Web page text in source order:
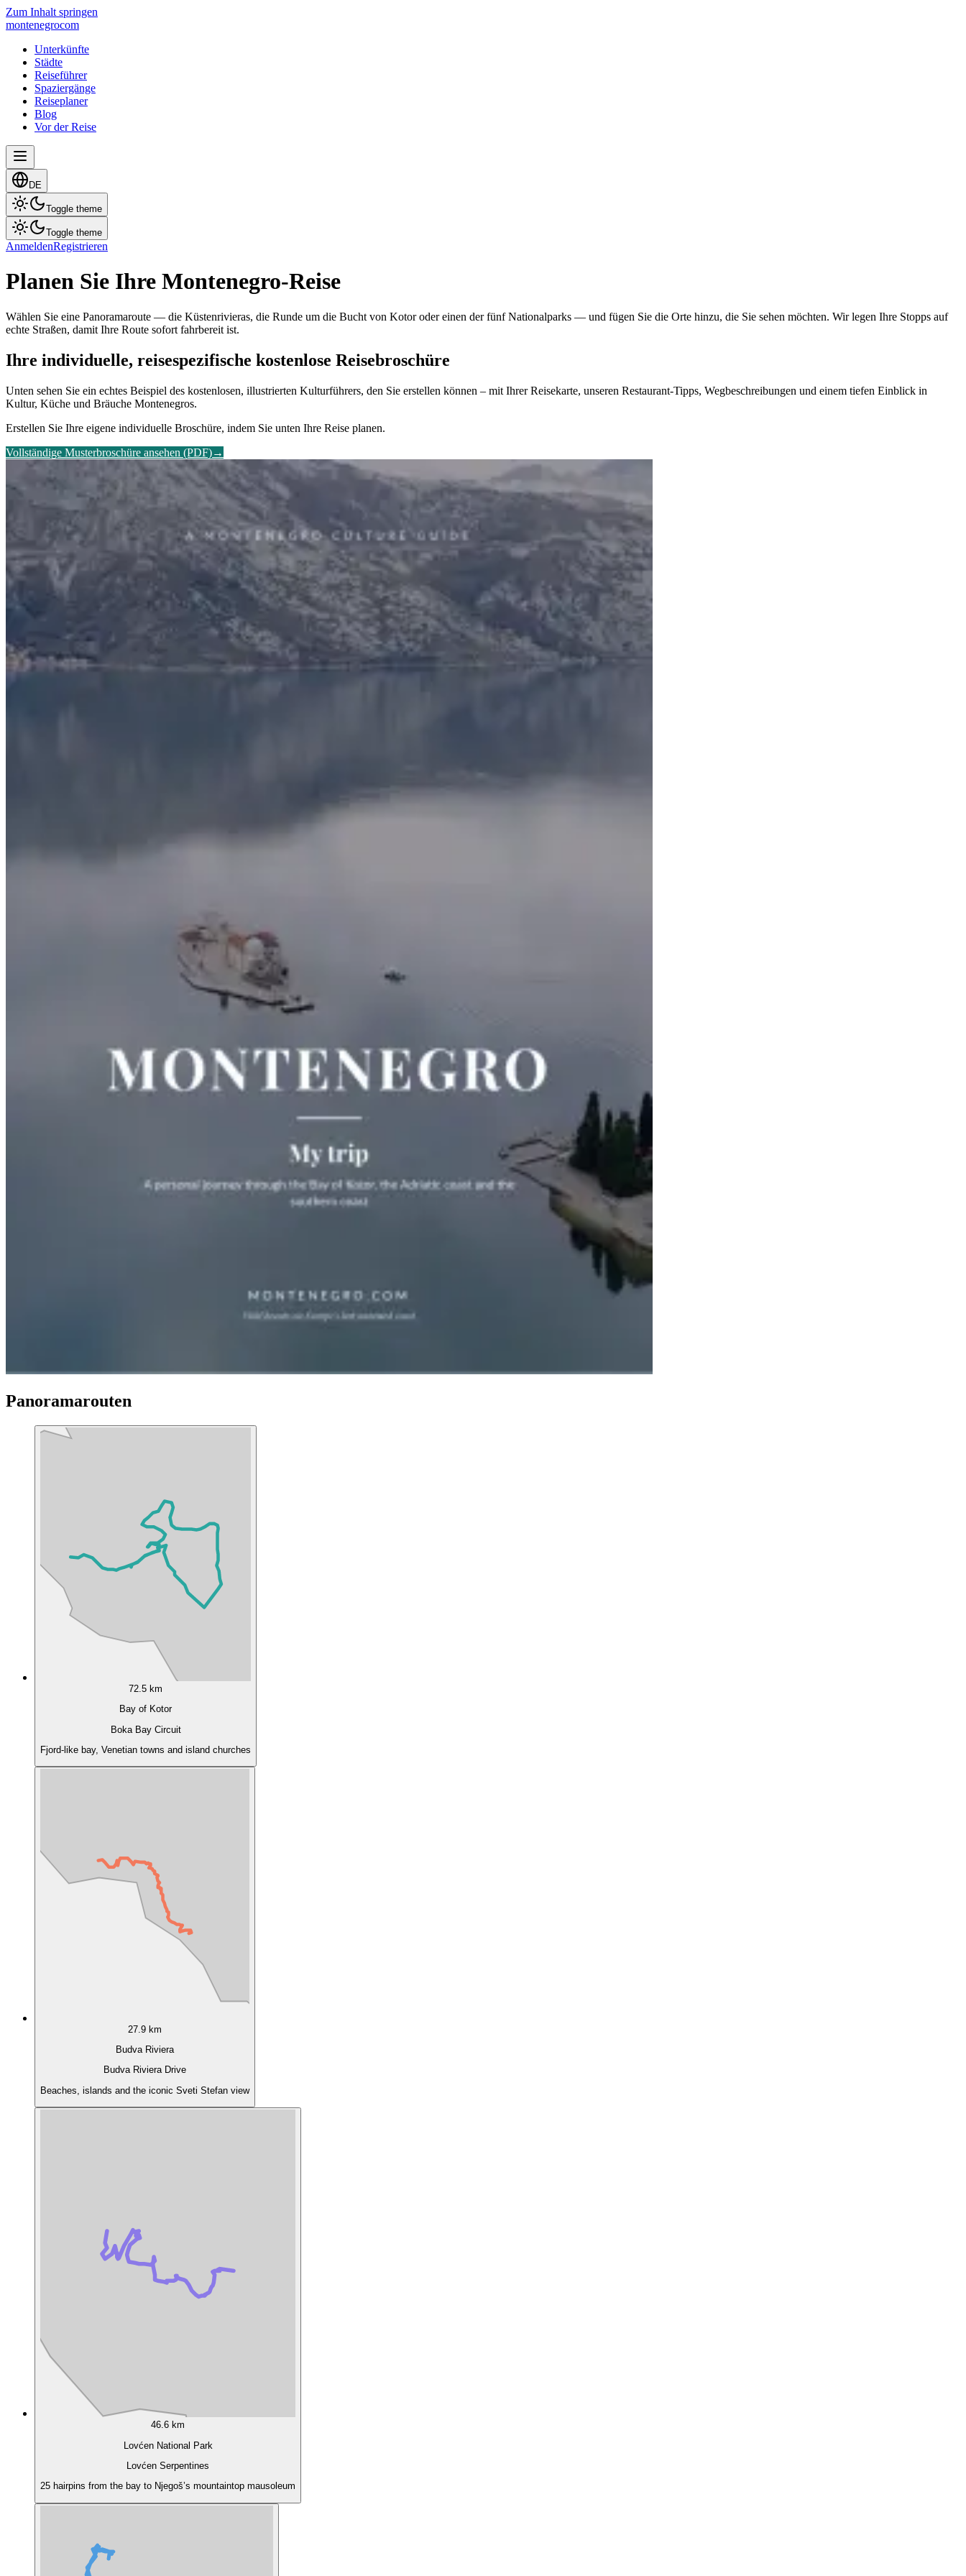
Zum Inhalt springen
montenegrocom
Unterkünfte
Städte
Reiseführer
Spaziergänge
Reiseplaner
Blog
Vor der Reise
DE
Toggle theme
Toggle theme
AnmeldenRegistrieren
Planen Sie Ihre Montenegro-Reise
Wählen Sie eine Panoramaroute — die Küstenrivieras, die Runde um die Bucht von Kotor oder einen der fünf Nationalparks — und fügen Sie die Orte hinzu, die Sie sehen möchten. Wir legen Ihre Stopps auf
echte Straßen, damit Ihre Route sofort fahrbereit ist.
Ihre individuelle, reisespezifische kostenlose Reisebroschüre
Unten sehen Sie ein echtes Beispiel des kostenlosen, illustrierten Kulturführers, den Sie erstellen können – mit Ihrer Reisekarte, unseren Restaurant-Tipps, Wegbeschreibungen und einem tiefen Einblick in
Kultur, Küche und Bräuche Montenegros.
Erstellen Sie Ihre eigene individuelle Broschüre, indem Sie unten Ihre Reise planen.
Vollständige Musterbroschüre ansehen (PDF)→
Panoramarouten
72.5 km
Bay of Kotor
Boka Bay Circuit
Fjord-like bay, Venetian towns and island churches
27.9 km
Budva Riviera
Budva Riviera Drive
Beaches, islands and the iconic Sveti Stefan view
46.6 km
Lovćen National Park
Lovćen Serpentines
25 hairpins from the bay to Njegoš’s mountaintop mausoleum